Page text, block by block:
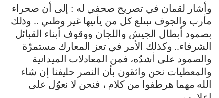
وأشار لقمان في تصريح صحفي له : إلى أن صحراء
مأرب والجوف تبتلع كل من يأتيها غير وطني .. وذلك
بصمود أبطال الجيش واللجان ووقوف أبناء القبائل
الشرفاء.. وكذلك الأمر في تعز المعارك مستمرّة
والصمود على أشدّه، فمن المعادلات الميدانية
والمعطيات نحن واثقون بأن النصر حليفنا إن شاء
الله مهما هرطقوا من كلام ، فنحن لا نعوّل على